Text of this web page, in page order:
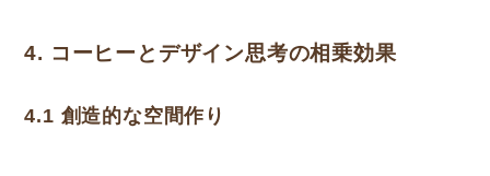
4. コーヒーとデザイン思考の相乗効果
4.1 創造的な空間作り